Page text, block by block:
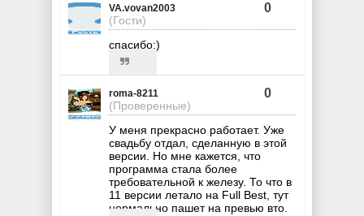
VA.vovan2003
(Гости)
0
спасибо:)
roma-8211
(Проверенные)
0
У меня прекрасно работает. Уже
свадьбу отдал, сделанную в этой
версии. Но мне кажется, что
программа стала более
требовательной к железу. То что в
11 версии летало на Full Best, тут
нормально пашет на превью вто.